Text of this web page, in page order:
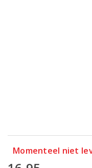
Momenteel niet